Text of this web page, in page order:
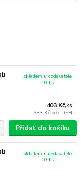
403 Kč/ks
333 Kč bez DPH
skladem u dodavatele
10 ks
Přidat do košíku
skladem u dodavatele
10 ks